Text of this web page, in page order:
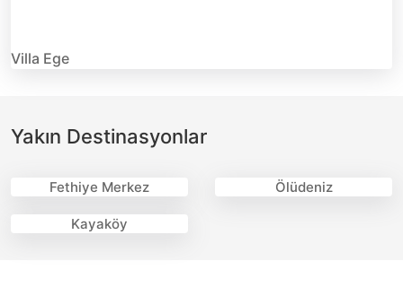
Villa Ege
Yakın Destinasyonlar
Fethiye Merkez Ölüdeniz
Kayaköy